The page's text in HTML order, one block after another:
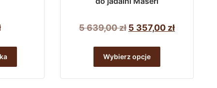
5 639,00zł Pierwotna
wynosiła:
5
639,00 zł.
5 357,00 złAktualna
357,00 zł.
Wybierz opcje
ma
wiele